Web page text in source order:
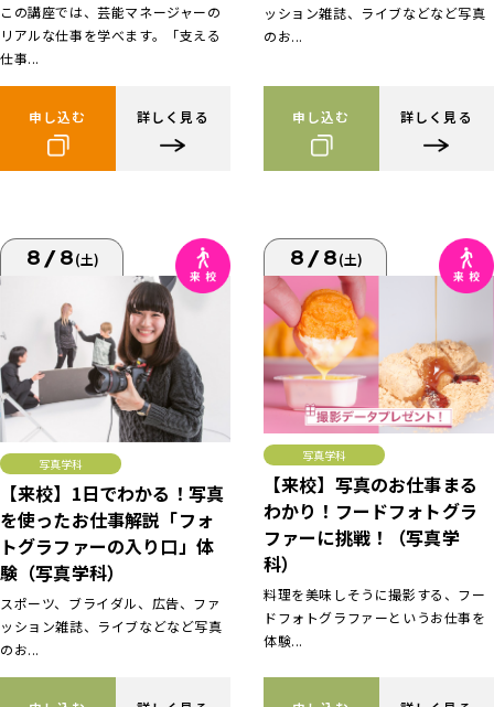
この講座では、芸能マネージャーの
リアルな仕事を学べます。「支える
仕事...
申し込む 詳しく見る
ッション雑誌、ライブなどなど写真
のお...
申し込む 詳しく見る
8/8(土)
写真学科
【来校】1日でわかる！写真
を使ったお仕事解説「フォ
トグラファーの入り口」体
験（写真学科）
スポーツ、ブライダル、広告、ファ
ッション雑誌、ライブなどなど写真
のお...
8/8(土)
写真学科
【来校】写真のお仕事まる
わかり！フードフォトグラ
ファーに挑戦！（写真学
科）
料理を美味しそうに撮影する、フー
ドフォトグラファーというお仕事を
体験...